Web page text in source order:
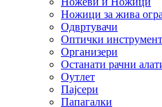
Ножици за жива
Одвртувачи
Оптички
Организери
Останати рачни
Оутлет
Пајсери
Папагалки